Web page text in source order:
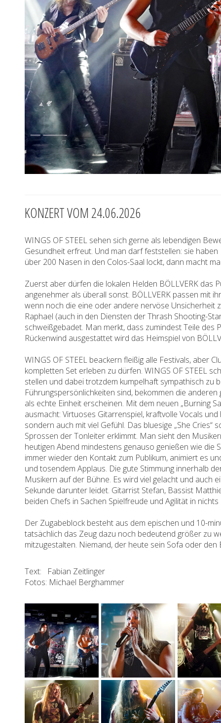
KONZERT VOM 24.06.2026
WINGS OF STEEL sehen sich gerne als lebendigen
Gesundheit erfreut. Und man darf feststellen: sie
über 200 Nasen in den Colos-Saal lockt, dann macht
Zuerst aber dürfen die lokalen Helden BÖLLVERK das
angenehmer als überall sonst. BÖLLVERK passen mit
wenn noch die eine oder andere nervöse Unsicherheit
Raphael (auch in den Diensten der Thrash Shooting-
schweißgebadet. Man merkt, dass zumindest Teile des
Rückenwind ausgestattet wird das Heimspiel von
WINGS OF STEEL beackern fleißig alle Festivals, aber
kompletten Set erleben zu dürfen. WINGS OF STEEL
stellen und dabei trotzdem kumpelhaft sympathisch zu
Führungspersönlichkeiten sind, bekommen die
als echte Einheit erscheinen. Mit dem neuen „Burning
ausmacht: Virtuoses Gitarrenspiel, kraftvolle Vocals
sondern auch mit viel Gefühl. Das bluesige „She
Sprossen der Tonleiter erklimmt. Man sieht den
heutigen Abend mindestens genauso genießen wie
immer wieder den Kontakt zum Publikum, animiert es
und tosendem Applaus. Die gute Stimmung innerhalb
Musikern auf der Bühne. Es wird viel gelacht und auch
Sekunde darunter leidet. Gitarrist Stefan, Bassist
beiden Chefs in Sachen Spielfreude und Agilität in nichts
Der Zugabeblock besteht aus dem epischen und 10-
tatsächlich das Zeug dazu noch bedeutend größer zu
mitzugestalten. Niemand, der heute sein Sofa oder
Text: Fabian Zeitlinger
Fotos: Michael Berghammer